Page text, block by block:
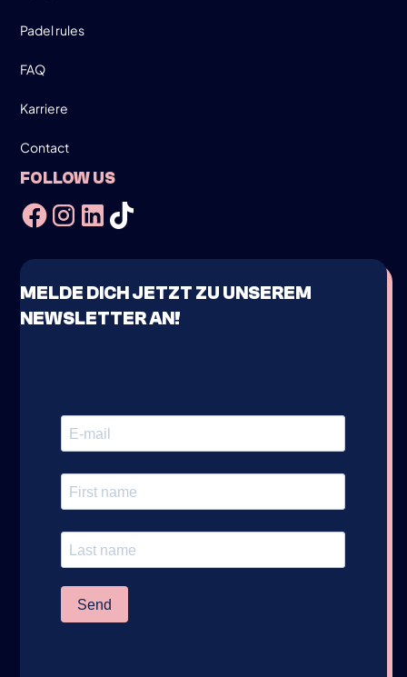
Padel rules
FAQ
Karriere
Contact
FOLLOW US
MELDE DICH JETZT ZU UNSEREM
NEWSLETTER AN!